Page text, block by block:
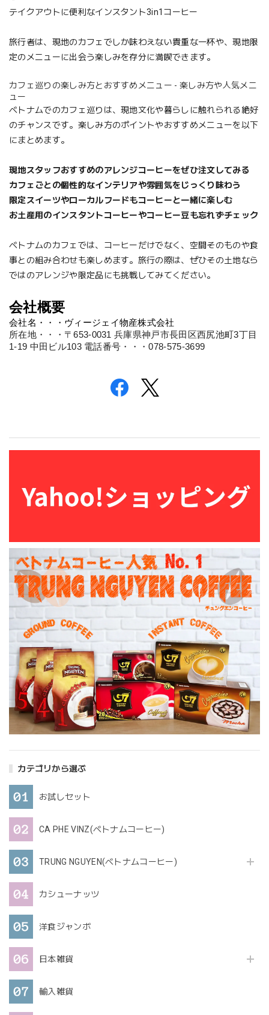
カテゴリから選ぶ
お試しセット
CA PHE VINZ(ベトナムコーヒー)
TRUNG NGUYEN(ベトナムコーヒー)
カシューナッツ
洋食ジャンボ
日本雑貨
輸入雑貨
テイクアウトに便利なインスタント3in1コーヒー
旅行者は、現地のカフェでしか味わえない貴重な一杯や、現地限
定のメニューに出会う楽しみを存分に満喫できます。
カフェ巡りの楽しみ方とおすすめメニュー - 楽しみ方や人気メニ
ュー
ベトナムでのカフェ巡りは、現地文化や暮らしに触れられる絶好
のチャンスです。楽しみ方のポイントやおすすめメニューを以下
にまとめます。
現地スタッフおすすめのアレンジコーヒーをぜひ注文してみる
カフェごとの個性的なインテリアや雰囲気をじっくり味わう
限定スイーツやローカルフードもコーヒーと一緒に楽しむ
お土産用のインスタントコーヒーやコーヒー豆も忘れずチェック
ベトナムのカフェでは、コーヒーだけでなく、空間そのものや食
事との組み合わせも楽しめます。旅行の際は、ぜひその土地なら
ではのアレンジや限定品にも挑戦してみてください。
会社概要
所在地・・・〒653-0031 兵庫県神戸市長田区西尻池町3丁目
1-19 中田ビル103 電話番号・・・078-575-3699